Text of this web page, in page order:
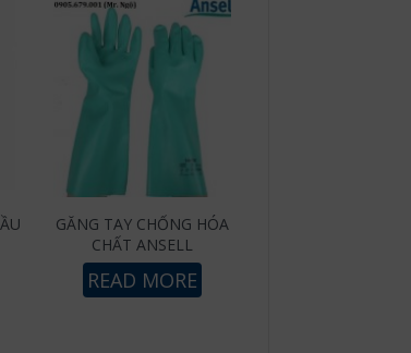
GĂNG TAY CHỐNG HÓA
CHẤT ANSELL
READ MORE